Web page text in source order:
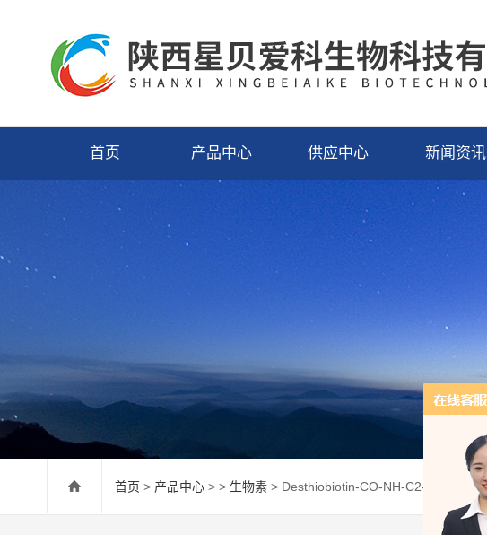
首页 产品中心 供应中心 新闻资讯
首页 > 产品中心 > > 生物素 > Desthiobiotin-CO-NH-C2-NH2